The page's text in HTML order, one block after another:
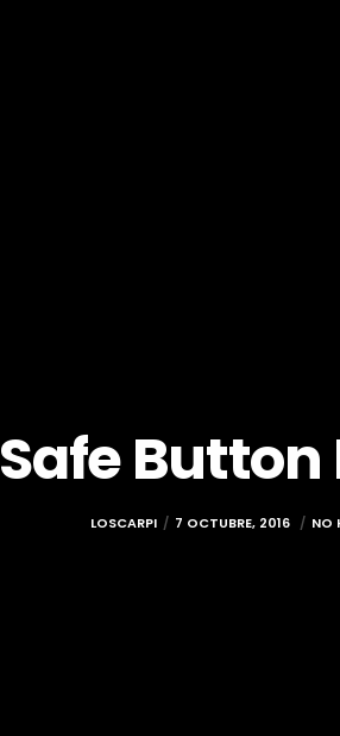
Safe
LOSCARPI 7 OCTUBRE, 2016 NO